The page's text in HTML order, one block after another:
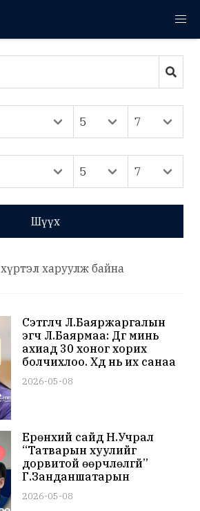
Шүүх
хүртэл харуулж байна
Сэтгүүлч Л.Баяржаргалын
эгч Л.Баярмаа: Дүүг минь
ахиад 30 хоног хорих
болчихлоо. Хүүд нь их санаа
зовж байна
2026-05-08
Ерөнхий сайд Н.Учрал
“Татварын хуулийг
дорвитой өөрчлөлгүй”
Г.Занданшатарын
загварыг дахин өргөн
барив
2026-05-08